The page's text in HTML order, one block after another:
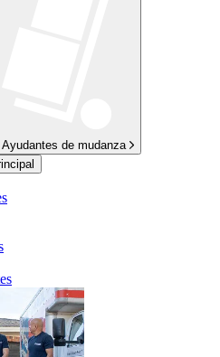
Ayudantes de mudanza